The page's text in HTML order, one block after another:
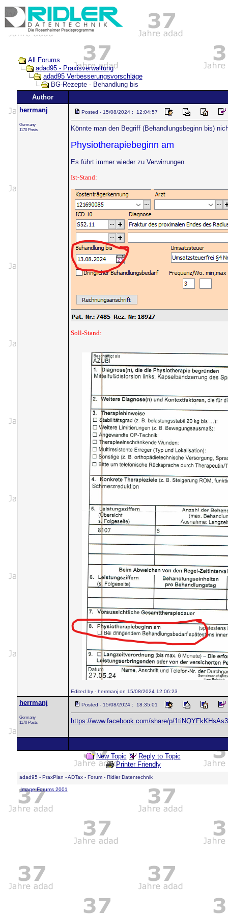
All Forums
adad95 - Praxisverwaltung
adad95 Verbesserungsvorschläge
BG-Rezepte - Behandlung bis
Author
herrmanj
Germany
1170 Posts
Posted - 15/08/2024 : 12:04:57
Könnte man den Begriff (Behandlungsbeginn bis)
Physiotherapiebeginn am
Es führt immer wieder zu Verwirrungen.
Ist-Stand:
Soll-Stand:
Edited by - herrmanj on 15/08/2024 12:06:23
herrmanj
Germany
1170 Posts
Posted - 15/08/2024 : 18:35:01
https://www.facebook.com/share/p/
New Topic
Reply to Topic
Printer Friendly
adad95 - PraxPlan - ADTax - Forum - Ridler Datentechnik
Image Forums 2001